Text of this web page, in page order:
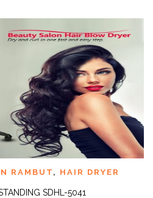
RAMBUT , HAIR DRYER
SDHL-5041